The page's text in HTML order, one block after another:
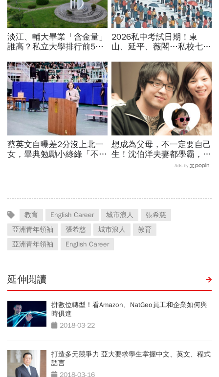
淡江、輔大畢業「含金量」
誰高？私立大學排行前5名
友撐腰：千家企業等搶人
2026私中考試日期！東
山、延平、薇閣…私校七雄
明會，私立國中公立國中怎
蔡英文自曝差2分沒上北一
女，畢典勉勵小綠綠「不用
想成為父母，不一定要自己
生！沈伯洋夫妻都學霸，歷
時兩年收養女兒：全家沒血
Ads by
教育 English Career 城市浪人
張希慈
亞洲青年領袖
張希慈 城市浪人
教育
亞洲青年領袖
English Career
延伸閱讀
拼數位轉型！看Amazon、NatGeo員工和企業如何與
時俱進
2018-03-22
打造多元競爭力 亞大要求學生掌握中文、英文、程式
語言
2018-03-16